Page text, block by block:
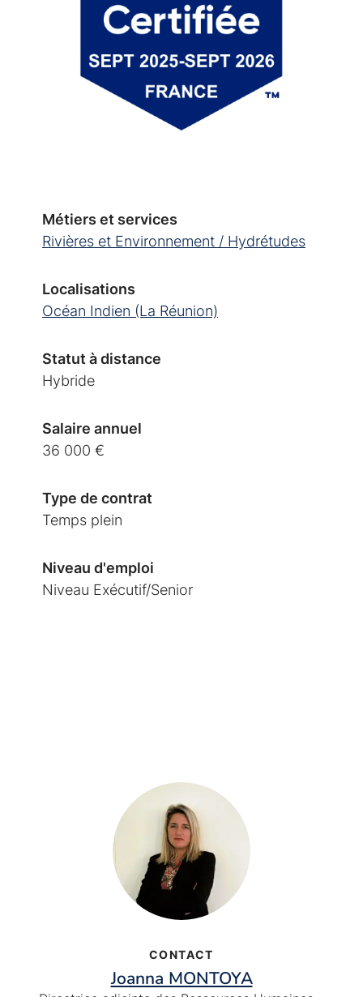
Métiers et services
Rivières et Environnement / Hydrétudes
Localisations
Océan Indien (La Réunion)
Statut à distance
Hybride
Salaire annuel
36 000 €
Type de contrat
Temps plein
Niveau d'emploi
Niveau Exécutif/Senior
CONTACT
Joanna MONTOYA